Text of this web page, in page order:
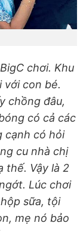
chơi. Khu
với con bé.
chồng đâu,
có cả các
cạnh có hỏi
cu nhà chị
thế. Vậy là 2
Lúc chơi
sữa, tội
mẹ nó bảo